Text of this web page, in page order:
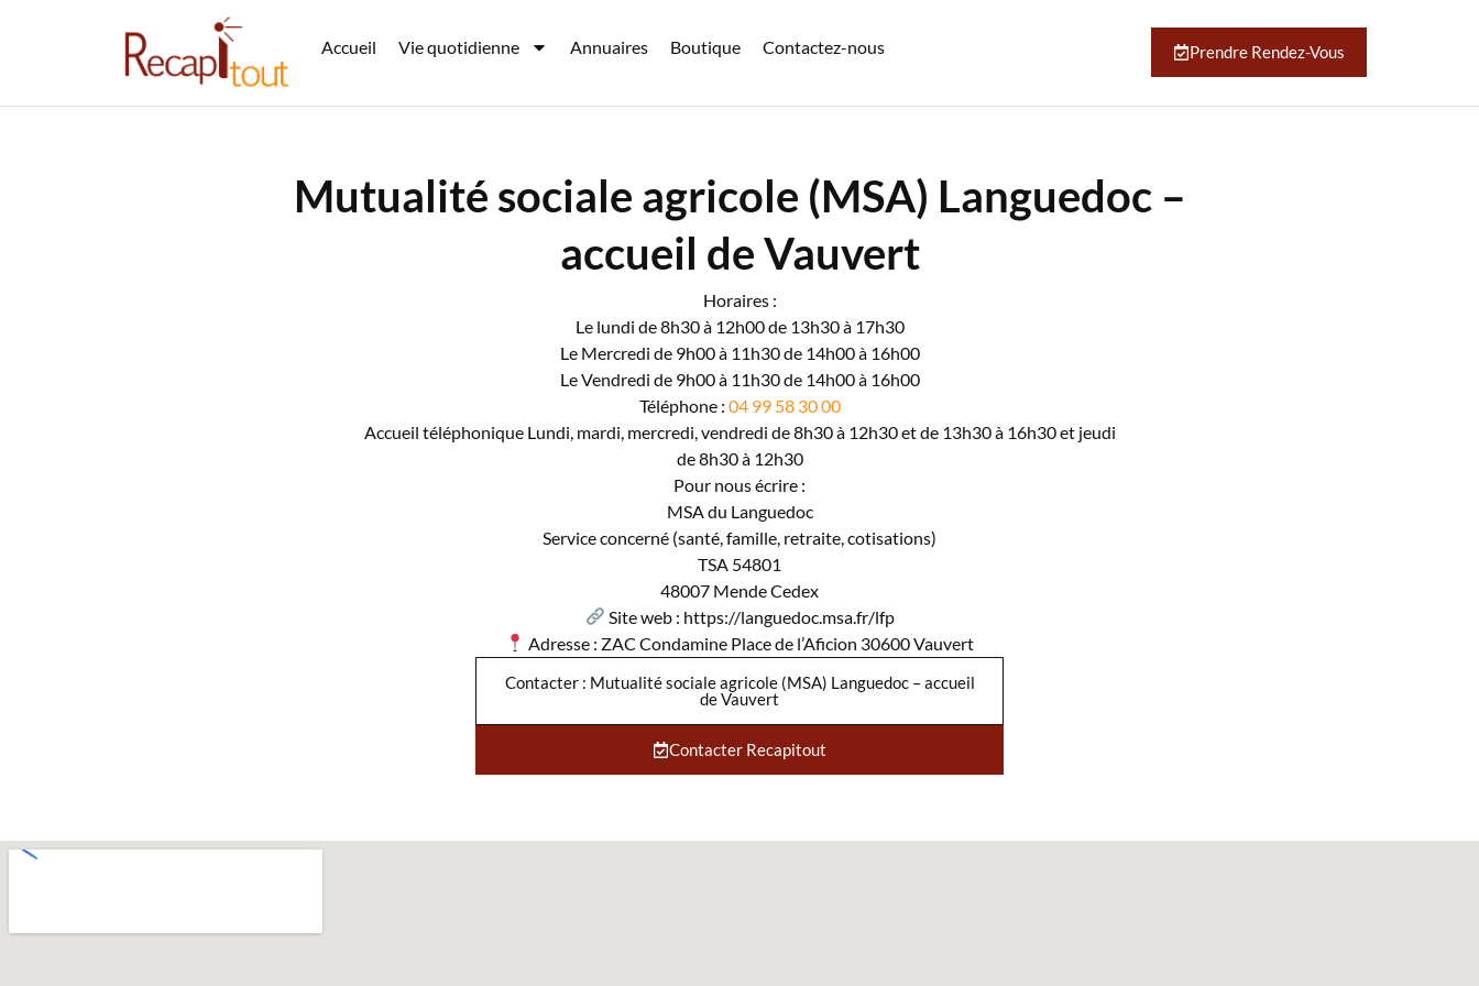
Accueil Vie quotidienne Annuaires Boutique Contactez-nous Prendre Rendez-Vous
Mutualité sociale agricole (MSA) Languedoc –
accueil de Vauvert
Horaires :
Le lundi de 8h30 à 12h00 de 13h30 à 17h30
Le Mercredi de 9h00 à 11h30 de 14h00 à 16h00
Le Vendredi de 9h00 à 11h30 de 14h00 à 16h00
Téléphone : 04 99 58 30 00
Accueil téléphonique Lundi, mardi, mercredi, vendredi de 8h30 à 12h30 et de 13h30 à 16h30 et jeudi
de 8h30 à 12h30
Pour nous écrire :
MSA du Languedoc
Service concerné (santé, famille, retraite, cotisations)
TSA 54801
48007 Mende Cedex
Site web : https://languedoc.msa.fr/lfp
Adresse : ZAC Condamine Place de l’Aficion 30600 Vauvert
Contacter : Mutualité sociale agricole (MSA) Languedoc – accueil
de Vauvert
Contacter Recapitout